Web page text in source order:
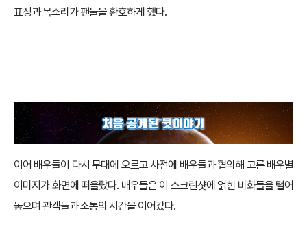
표정과 목소리가 팬들을 환호하게 했다.
이어 배우들이 다시 무대에 오르고 사전에 배우들과 협의해 고른 배우별
이미지가 화면에 떠올랐다. 배우들은 이 스크린샷에 얽힌 비화들을 털어
놓으며 관객들과 소통의 시간을 이어갔다.